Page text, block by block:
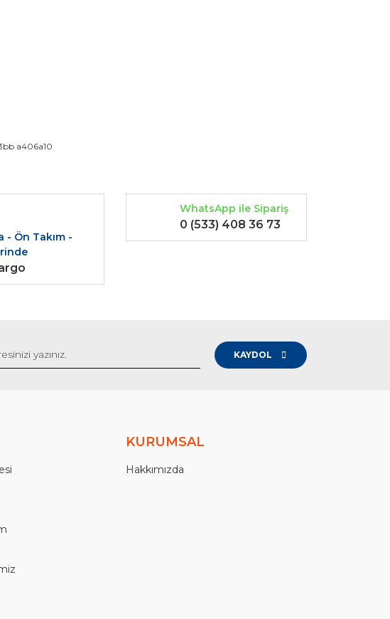
kullanarak tarafımıza iletebilirsiniz.
a406a10
- Ön Takım -
WhatsApp ile Sipariş
0 (533) 408 36 73
KAYDOL
KURUMSAL
Hakkımızda